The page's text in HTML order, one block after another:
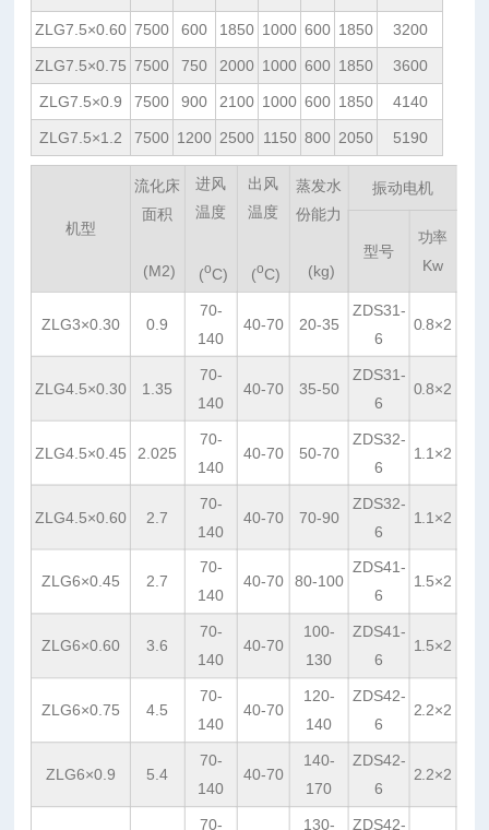
ZLG7.5×0.60 7500 600 1850 1000 600 1850 3200
ZLG7.5×0.75 7500 750 2000 1000 600 1850 3600
ZLG7.5×0.9 7500 900 2100 1000 600 1850 4140
ZLG7.5×1.2 7500 1200 2500 1150 800 2050 5190
机型
流化床
面积
(M2)
进风
温度
(oC)
出风
温度
(oC)
蒸发水
份能力
(kg)
振动电机
型号
功率
Kw
ZLG3×0.30 0.9
70-
140
40-70 20-35
ZDS31-
6
0.8×2
ZLG4.5×0.30 1.35
70-
140
40-70 35-50
ZDS31-
6
0.8×2
ZLG4.5×0.45 2.025
70-
140
40-70 50-70
ZDS32-
6
1.1×2
ZLG4.5×0.60 2.7
70-
140
40-70 70-90
ZDS32-
6
1.1×2
ZLG6×0.45 2.7
70-
140
40-70 80-100
ZDS41-
6
1.5×2
ZLG6×0.60 3.6
70-
140
40-70
100-
130
ZDS41-
6
1.5×2
ZLG6×0.75 4.5
70-
140
40-70
120-
140
ZDS42-
6
2.2×2
ZLG6×0.9 5.4
70-
140
40-70
140-
170
ZDS42-
6
2.2×2
70- 130- ZDS42-